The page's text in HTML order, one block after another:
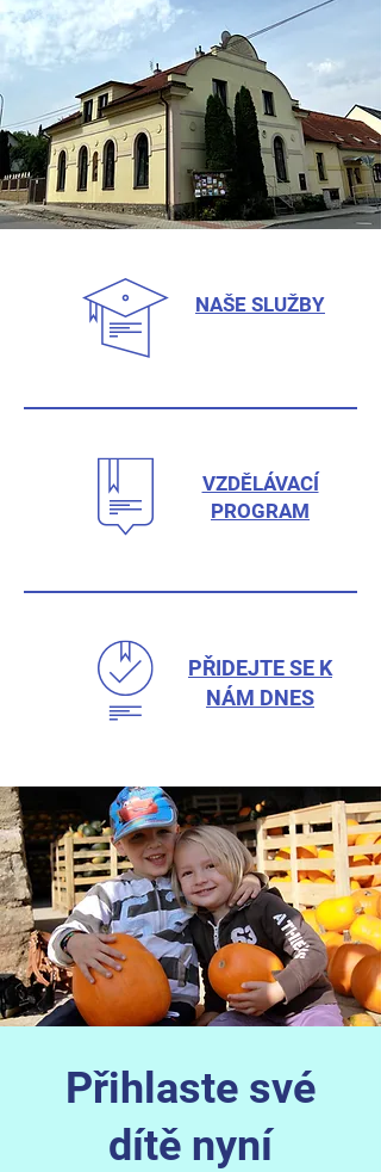
NAŠE SLUŽBY
VZDĚLÁVACÍ
PROGRAM
PŘIDEJTE SE K
NÁM DNES
Přihlaste své
dítě nyní